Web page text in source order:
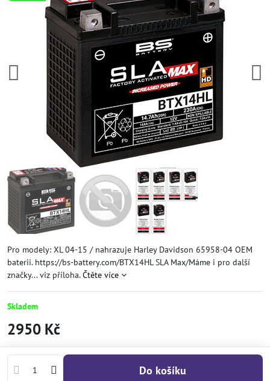
Pro modely: XL 04-15 / nahrazuje Harley Davidson 65958-04 OEM
baterii. https://bs-battery.com/BTX14HL SLA Max/Máme i pro další
značky... viz příloha.Čtěte více
Skladem
2950 Kč
Do košíku